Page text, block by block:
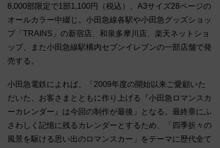
8,000部限定で1部1,100円（税込）、A3サイズ28ページの
オールカラー中綴じ。小田急線各駅や小田急グッズショッ
プ「TRAINS」の新宿店、和泉多摩川店、楽天ネットショ
ップ、また小田急線駅構内セブンイレブンの一部店舗で発
売する。
小田急電鉄によれば、「2009年度の開始以来ご愛顧いた
だいた、お客さまとともに作り上げる『小田急ロマンスカ
ーカレンダー』は今回の制作が最後」となる。最終章にふ
さわしく記憶に残るカレンダーとするため、「四季折々の
風景を駆ける思い出のロマンスカー」をテーマに歴代全て